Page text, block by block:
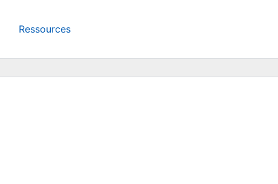
Ressources